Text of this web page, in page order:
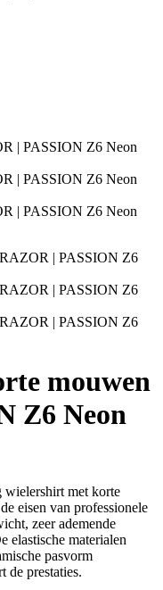
mouwen
Z6 Neon
met korte
eisen van professionele
zeer ademende
elastische materialen
pasvorm
de prestaties.